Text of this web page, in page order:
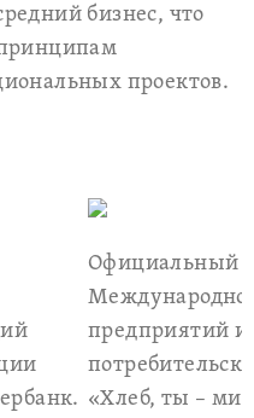
бизнес, что
проектов.
Официальный
предприятий и
«Хлеб, ты –